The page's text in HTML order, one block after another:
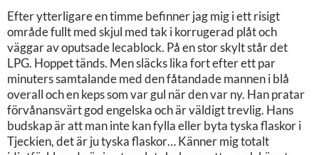
Efter ytterligare en timme befinner jag mig i ett risigt
område fullt med skjul med tak i korrugerad plåt och
väggar av oputsade lecablock. På en stor skylt står det
LPG. Hoppet tänds. Men släcks lika fort efter ett par
minuters samtalande med den fåtandade mannen i blå
overall och en keps som var gul när den var ny. Han pratar
förvånansvärt god engelska och är väldigt trevlig. Hans
budskap är att man inte kan fylla eller byta tyska flaskor i
Tjeckien, det är ju tyska flaskor… Känner mig totalt